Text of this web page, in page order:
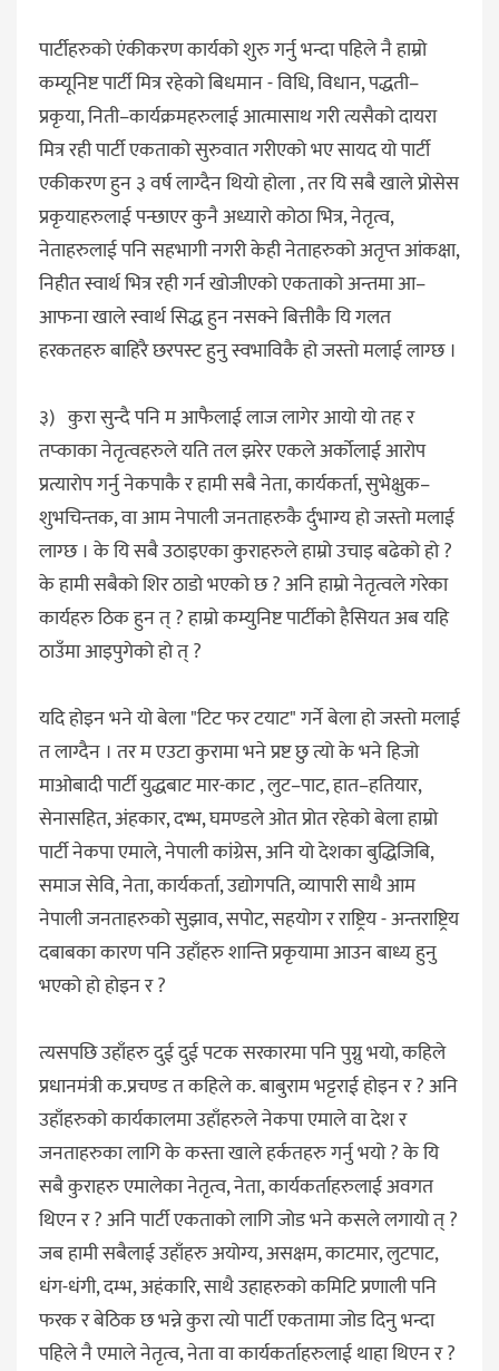
पार्टीहरुको एंकीकरण कार्यको शुरु गर्नु भन्दा पहिले नै हाम्रो
कम्यूनिष्ट पार्टी मित्र रहेको बिधमान - विधि, विधान, पद्धती–
प्रकृया, निती–कार्यक्रमहरुलाई आत्मासाथ गरी त्यसैको दायरा
मित्र रही पार्टी एकताको सुरुवात गरीएको भए सायद यो पार्टी
एकीकरण हुन ३ वर्ष लाग्दैन थियो होला , तर यि सबै खाले प्रोसेस
प्रकृयाहरुलाई पन्छाएर कुनै अध्यारो कोठा भित्र, नेतृत्व,
नेताहरुलाई पनि सहभागी नगरी केही नेताहरुको अतृप्त आंकक्षा,
निहीत स्वार्थ भित्र रही गर्न खोजीएको एकताको अन्तमा आ–
आफना खाले स्वार्थ सिद्ध हुन नसक्ने बित्तीकै यि गलत
हरकतहरु बाहिरै छरपस्ट हुनु स्वभाविकै हो जस्तो मलाई लाग्छ ।
३) कुरा सुन्दै पनि म आफैलाई लाज लागेर आयो यो तह र
तप्काका नेतृत्वहरुले यति तल झरेर एकले अर्कोलाई आरोप
प्रत्यारोप गर्नु नेकपाकै र हामी सबै नेता, कार्यकर्ता, सुभेक्षुक–
शुभचिन्तक, वा आम नेपाली जनताहरुकै र्दुभाग्य हो जस्तो मलाई
लाग्छ । के यि सबै उठाइएका कुराहरुले हाम्रो उचाइ बढेको हो ?
के हामी सबैको शिर ठाडो भएको छ ? अनि हाम्रो नेतृत्वले गरेका
कार्यहरु ठिक हुन त् ? हाम्रो कम्युनिष्ट पार्टीको हैसियत अब यहि
ठाउँमा आइपुगेको हो त् ?
यदि होइन भने यो बेला "टिट फर टयाट" गर्ने बेला हो जस्तो मलाई
त लाग्दैन । तर म एउटा कुरामा भने प्रष्ट छु त्यो के भने हिजो
माओबादी पार्टी युद्धबाट मार-काट , लुट–पाट, हात–हतियार,
सेनासहित, अंहकार, दभ्भ, घमण्डले ओत प्रोत रहेको बेला हाम्रो
पार्टी नेकपा एमाले, नेपाली कांग्रेस, अनि यो देशका बुद्धिजिबि,
समाज सेवि, नेता, कार्यकर्ता, उद्योगपति, व्यापारी साथै आम
नेपाली जनताहरुको सुझाव, सपोट, सहयोग र राष्ट्रिय - अन्तराष्ट्रिय
दबाबका कारण पनि उहाँहरु शान्ति प्रकृयामा आउन बाध्य हुनु
भएको हो होइन र ?
त्यसपछि उहाँहरु दुई दुई पटक सरकारमा पनि पुग्नु भयो, कहिले
प्रधानमंत्री क.प्रचण्ड त कहिले क. बाबुराम भट्टराई होइन र ? अनि
उहाँहरुको कार्यकालमा उहाँहरुले नेकपा एमाले वा देश र
जनताहरुका लागि के कस्ता खाले हर्कतहरु गर्नु भयो ? के यि
सबै कुराहरु एमालेका नेतृत्व, नेता, कार्यकर्ताहरुलाई अवगत
थिएन र ? अनि पार्टी एकताको लागि जोड भने कसले लगायो त् ?
जब हामी सबैलाई उहाँहरु अयोग्य, असक्षम, काटमार, लुटपाट,
धंग-धंगी, दम्भ, अहंकारि, साथै उहाहरुको कमिटि प्रणाली पनि
फरक र बेठिक छ भन्ने कुरा त्यो पार्टी एकतामा जोड दिनु भन्दा
पहिले नै एमाले नेतृत्व, नेता वा कार्यकर्ताहरुलाई थाहा थिएन र ?